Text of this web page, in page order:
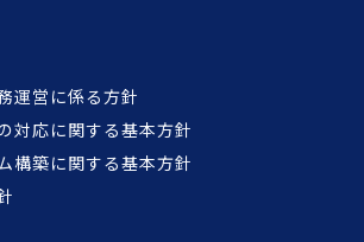
運営に係る方針
対応に関する基本方針
構築に関する基本方針